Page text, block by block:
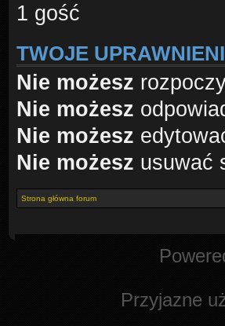
1 gość
TWOJE
Nie możesz
Nie możesz
Nie możesz
Nie możesz usuwać
Strona główna forum
Przyjazne